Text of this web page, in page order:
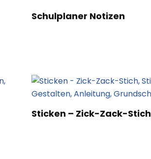
Schulplaner Notizen
Sticken – Zick-Zack-Stich